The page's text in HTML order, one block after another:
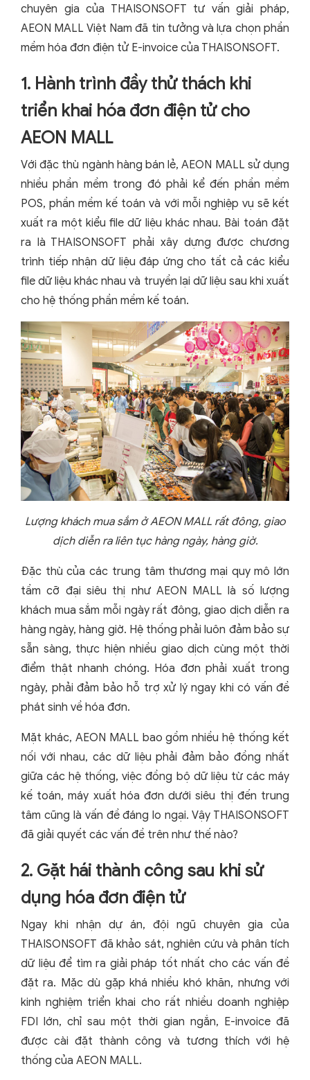
chuyên gia của THAISONSOFT tư vấn giải pháp,
AEON MALL Việt Nam đã tin tưởng và lựa chọn phần
mềm hóa đơn điện tử E-invoice của THAISONSOFT.
1. Hành trình đầy thử thách khi
triển khai hóa đơn điện tử cho
AEON MALL
Với đặc thù ngành hàng bán lẻ, AEON MALL sử dụng
nhiều phần mềm trong đó phải kể đến phần mềm
POS, phần mềm kế toán và với mỗi nghiệp vụ sẽ kết
xuất ra một kiểu file dữ liệu khác nhau. Bài toán đặt
ra là THAISONSOFT phải xây dựng được chương
trình tiếp nhận dữ liệu đáp ứng cho tất cả các kiểu
file dữ liệu khác nhau và truyền lại dữ liệu sau khi xuất
cho hệ thống phần mềm kế toán.
Lượng khách mua sắm ở AEON MALL rất đông, giao
dịch diễn ra liên tục hàng ngày, hàng giờ.
Đặc thù của các trung tâm thương mại quy mô lớn
tầm cỡ đại siêu thị như AEON MALL là số lượng
khách mua sắm mỗi ngày rất đông, giao dịch diễn ra
hàng ngày, hàng giờ. Hệ thống phải luôn đảm bảo sự
sẵn sàng, thực hiện nhiều giao dịch cùng một thời
điểm thật nhanh chóng. Hóa đơn phải xuất trong
ngày, phải đảm bảo hỗ trợ xử lý ngay khi có vấn đề
phát sinh về hóa đơn.
Mặt khác, AEON MALL bao gồm nhiều hệ thống kết
nối với nhau, các dữ liệu phải đảm bảo đồng nhất
giữa các hệ thống, việc đồng bộ dữ liệu từ các máy
kế toán, máy xuất hóa đơn dưới siêu thị đến trung
tâm cũng là vấn đề đáng lo ngại. Vậy THAISONSOFT
đã giải quyết các vấn đề trên như thế nào?
2. Gặt hái thành công sau khi sử
dụng hóa đơn điện tử
Ngay khi nhận dự án, đội ngũ chuyên gia của
THAISONSOFT đã khảo sát, nghiên cứu và phân tích
dữ liệu để tìm ra giải pháp tốt nhất cho các vấn đề
đặt ra. Mặc dù gặp khá nhiều khó khăn, nhưng với
kinh nghiệm triển khai cho rất nhiều doanh nghiệp
FDI lớn, chỉ sau một thời gian ngắn, E-invoice đã
được cài đặt thành công và tương thích với hệ
thống của AEON MALL.